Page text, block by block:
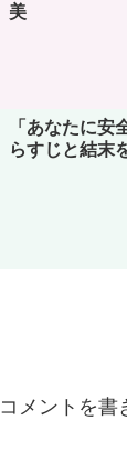
美
「あなたに安
らすじと結末
コメントを書